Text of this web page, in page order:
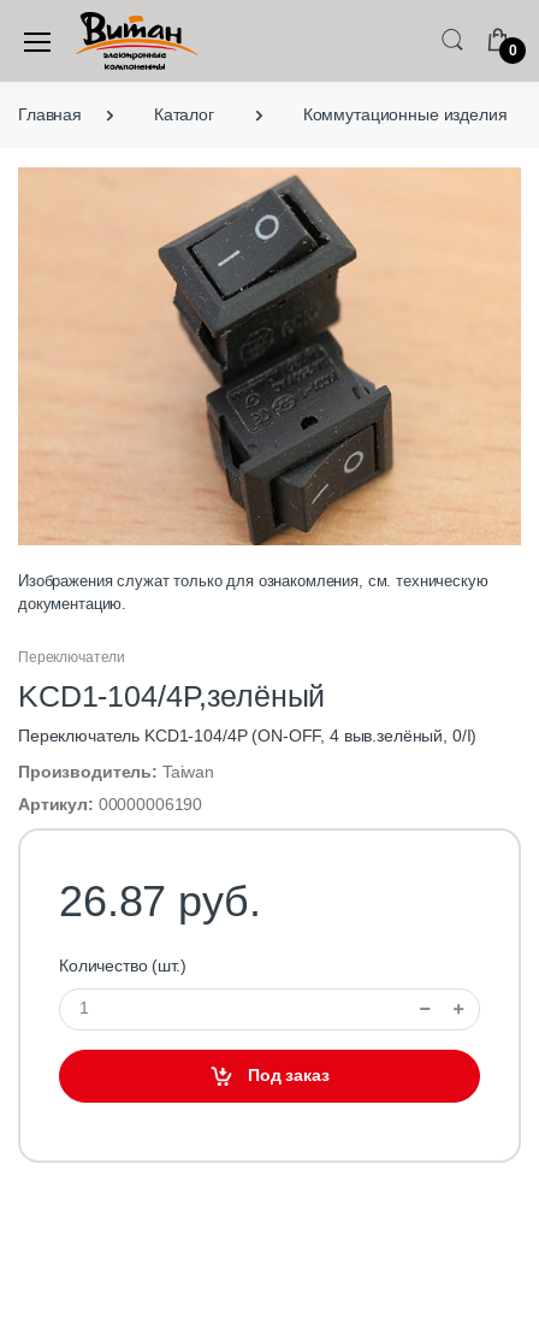
0
Главная Каталог Коммутационные изделия
Изображения служат только для ознакомления, см. техническую
документацию.
Переключатели
KCD1-104/4P,зелёный
Переключатель KCD1-104/4P (ON-OFF, 4 выв.зелёный, 0/I)
Производитель: Taiwan
Артикул: 00000006190
26.87 руб.
Количество (шт.)
Под заказ